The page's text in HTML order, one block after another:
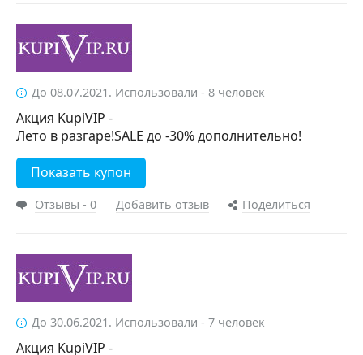
До 08.07.2021. Использовали - 8 человек
Акция KupiVIP -
Лето в разгаре!SALE до -30% дополнительно!
Показать купон
Отзывы - 0 Добавить отзыв Поделиться
До 30.06.2021. Использовали - 7 человек
Акция KupiVIP -